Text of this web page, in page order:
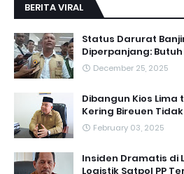
BERITA VIRAL
Status Darurat
Diperpanjang:
December 25, 2025
Dibangun Kios
Kering Bireuen
February 03, 2025
Insiden Dramatis di
Logistik Satpol PP